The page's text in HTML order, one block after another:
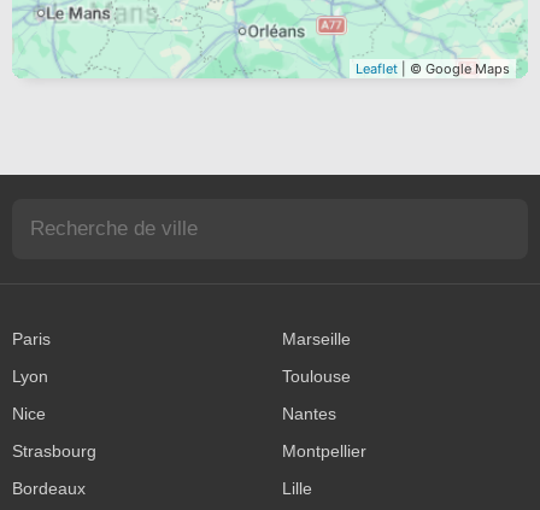
Leaflet | © Google Maps
Paris
Marseille
Lyon
Toulouse
Nice
Nantes
Strasbourg
Montpellier
Bordeaux
Lille